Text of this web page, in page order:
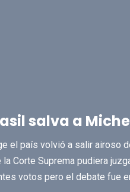
salva a
el país volvió a salir airoso
Corte Suprema pudiera
votos pero el debate fue